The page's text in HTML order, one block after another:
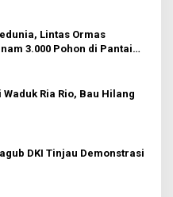
Lintas Ormas
3.000 Pohon di Pantai
Ria Rio, Bau Hilang
DKI Tinjau Demonstrasi